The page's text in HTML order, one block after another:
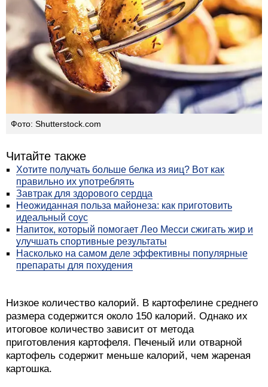
Фото: Shutterstock.com
Читайте также
Хотите получать больше белка из яиц? Вот как
правильно их употреблять
Завтрак для здорового сердца
Неожиданная польза майонеза: как приготовить
идеальный соус
Напиток, который помогает Лео Месси сжигать жир и
улучшать спортивные результаты
Насколько на самом деле эффективны популярные
препараты для похудения
Низкое количество калорий. В картофелине среднего
размера содержится около 150 калорий. Однако их
итоговое количество зависит от метода
приготовления картофеля. Печеный или отварной
картофель содержит меньше калорий, чем жареная
картошка.